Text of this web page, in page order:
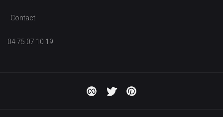
Contact
04 75 07 10 19